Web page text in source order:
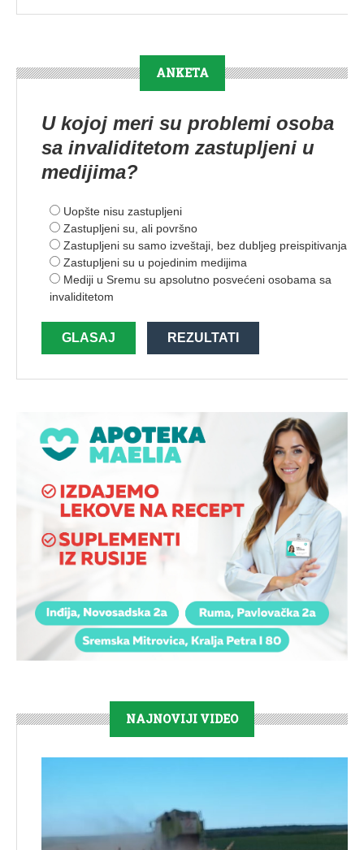
ANKETA
U kojoj meri su problemi osoba
sa invaliditetom zastupljeni u
medijima?
Uopšte nisu zastupljeni
Zastupljeni su, ali površno
Zastupljeni su samo izveštaji, bez dubljeg preispitivanja
Zastupljeni su u pojedinim medijima
Mediji u Sremu su apsolutno posvećeni osobama sa
invaliditetom
GLASAJ REZULTATI
NAJNOVIJI VIDEO